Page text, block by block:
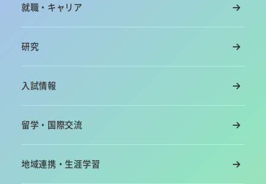
就職・キャリア
研究
入試情報
留学・国際交流
地域連携・生涯学習